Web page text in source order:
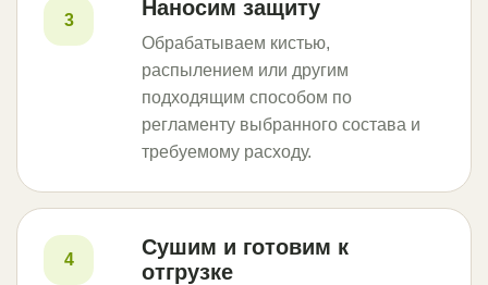
3
Наносим защиту
Обрабатываем кистью,
распылением или другим
подходящим способом по
регламенту выбранного состава и
требуемому расходу.
4
Сушим и готовим к
отгрузке